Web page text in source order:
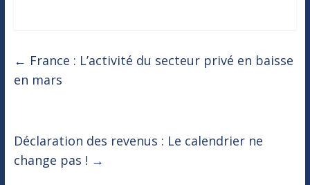
← France : L’activité du secteur privé en baisse
en mars
Déclaration des revenus : Le calendrier ne
change pas ! →